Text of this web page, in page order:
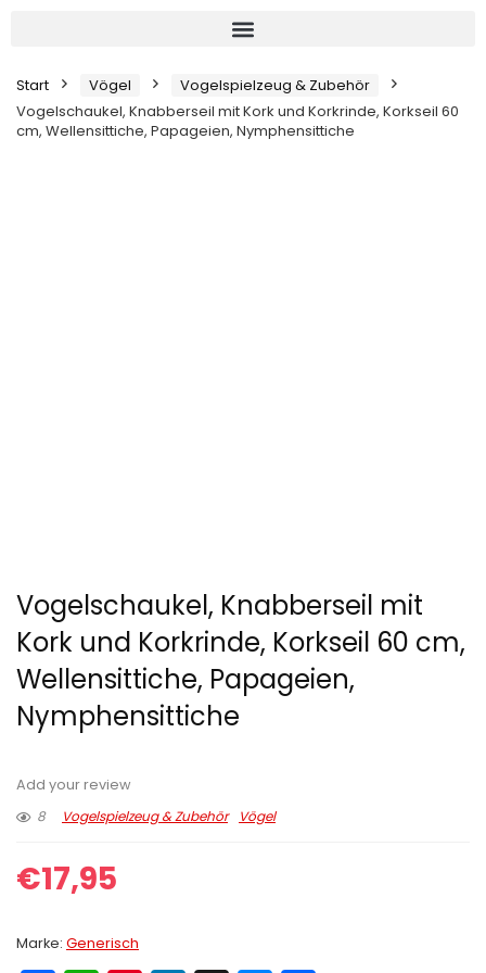
Start Vögel
Vogelspielzeug & Zubehör
Vogelschaukel, Knabberseil mit Kork und Korkrinde, Korkseil 60
cm, Wellensittiche, Papageien, Nymphensittiche
Vogelschaukel, Knabberseil mit
Kork und Korkrinde, Korkseil 60 cm,
Wellensittiche, Papageien,
Nymphensittiche
Add your review
8
Vogelspielzeug & Zubehör Vögel
€17,95
Marke: Generisch